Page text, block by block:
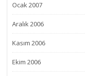
Ocak 2007
Aralık 2006
Kasım 2006
Ekim 2006